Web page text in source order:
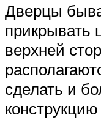
Дверцы
прикрывать
верхней
сделать и